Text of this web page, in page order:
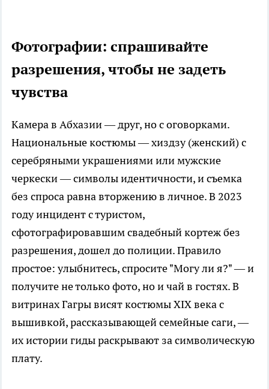
Фотографии: спрашивайте
разрешения, чтобы не задеть
чувства
Камера в Абхазии — друг, но с оговорками.
Национальные костюмы — хиздзу (женский) с
серебряными украшениями или мужские
черкески — символы идентичности, и съемка
без спроса равна вторжению в личное. В 2023
году инцидент с туристом,
сфотографировавшим свадебный кортеж без
разрешения, дошел до полиции. Правило
простое: улыбнитесь, спросите "Могу ли я?" — и
получите не только фото, но и чай в гостях. В
витринах Гагры висят костюмы XIX века с
вышивкой, рассказывающей семейные саги, —
их истории гиды раскрывают за символическую
плату.